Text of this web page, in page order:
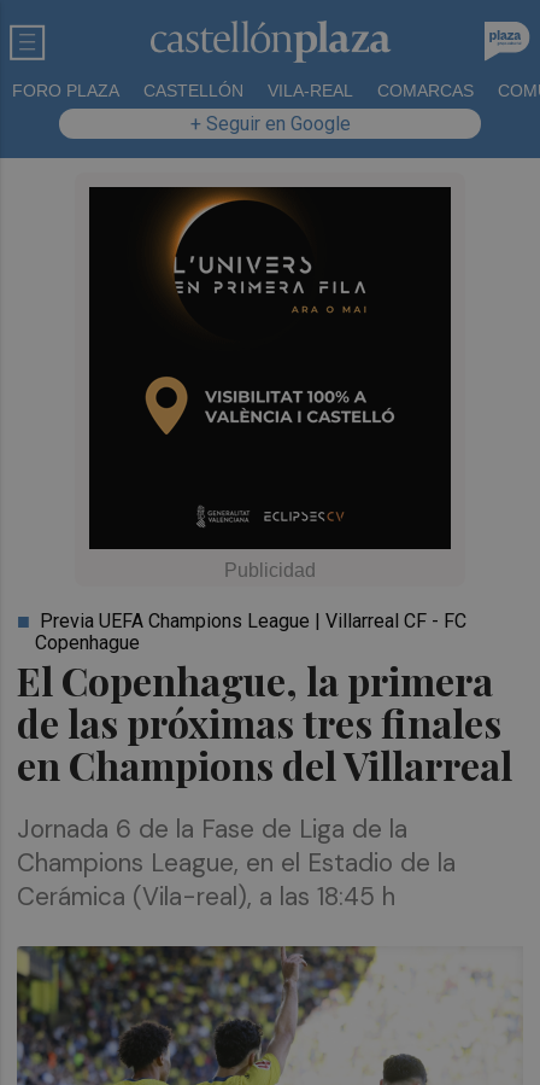
FORO PLAZA CASTELLÓN VILA-REAL COMARCAS
+ Seguir en Google
El Copenhague, la primera
de las próximas tres finales
en Champions del Villarreal
Previa UEFA Champions League | Villarreal CF - FC
Copenhague
Jornada 6 de la Fase de Liga de la
Champions League, en el Estadio de la
Cerámica (Vila-real), a las 18:45 h